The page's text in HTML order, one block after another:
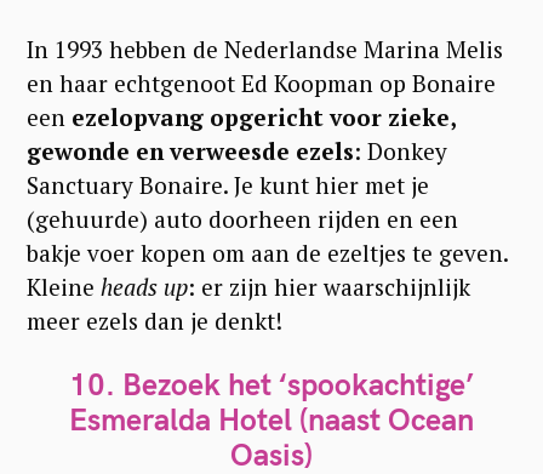
In 1993 hebben de Nederlandse Marina Melis
en haar echtgenoot Ed Koopman op Bonaire
een ezelopvang opgericht voor zieke,
gewonde en verweesde ezels: Donkey
Sanctuary Bonaire. Je kunt hier met je
(gehuurde) auto doorheen rijden en een
bakje voer kopen om aan de ezeltjes te geven.
Kleine heads up: er zijn hier waarschijnlijk
meer ezels dan je denkt!
10. Bezoek het ‘spookachtige’
Esmeralda Hotel (naast Ocean
Oasis)